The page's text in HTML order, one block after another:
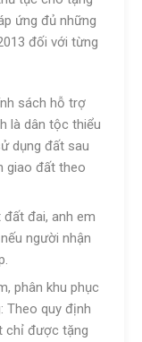
ứng đủ những
đối với từng
sách hỗ trợ
là dân tộc thiểu
dụng đất sau
giao đất theo
đai, anh em
người nhận
phân khu phục
Theo quy định
chỉ được tặng